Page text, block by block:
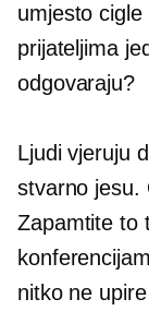
umjestocigle
prijateljima
odgovaraju?
Ljudi vjeruju
stvarno
Zapamtite to
nitko ne